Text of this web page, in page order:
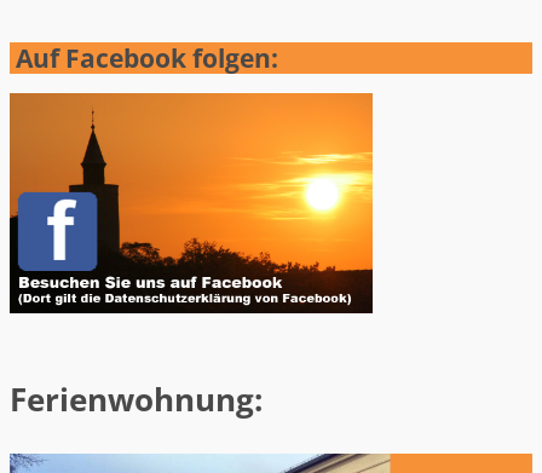
Auf Facebook folgen:
Ferienwohnung: